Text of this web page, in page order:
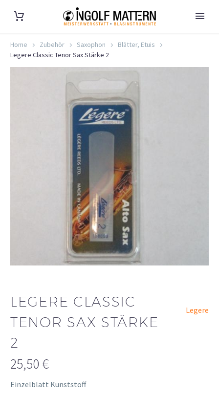
Home Zubehör Saxophon
Blätter, Etuis
Legere Classic Tenor Sax Stärke 2
LEGERE CLASSIC
TENOR SAX STÄRKE
2
Legere
25,50 €
Einzelblatt Kunststoff